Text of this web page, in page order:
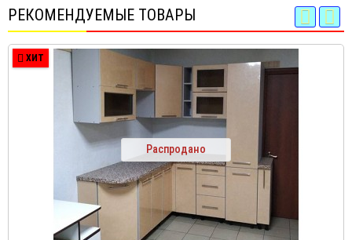
РЕКОМЕНДУЕМЫЕ ТОВАРЫ
ХИТ
Распродано